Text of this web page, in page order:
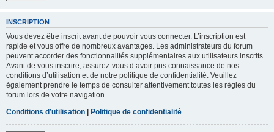
INSCRIPTION
Vous devez être inscrit avant de pouvoir vous connecter. L’inscription est
rapide et vous offre de nombreux avantages. Les administrateurs du forum
peuvent accorder des fonctionnalités supplémentaires aux utilisateurs inscrits.
Avant de vous inscrire, assurez-vous d’avoir pris connaissance de nos
conditions d’utilisation et de notre politique de confidentialité. Veuillez
également prendre le temps de consulter attentivement toutes les règles du
forum lors de votre navigation.
Conditions d’utilisation | Politique de confidentialité